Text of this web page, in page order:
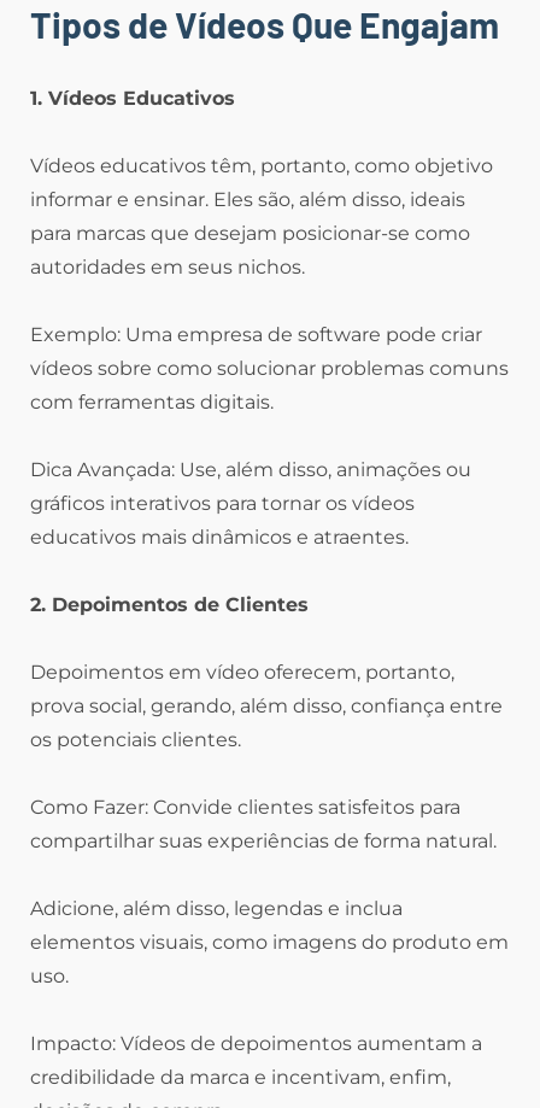
Tipos de Vídeos Que Engajam
1. Vídeos Educativos
Vídeos educativos têm, portanto, como objetivo
informar e ensinar. Eles são, além disso, ideais
para marcas que desejam posicionar-se como
autoridades em seus nichos.
Exemplo: Uma empresa de software pode criar
vídeos sobre como solucionar problemas comuns
com ferramentas digitais.
Dica Avançada: Use, além disso, animações ou
gráficos interativos para tornar os vídeos
educativos mais dinâmicos e atraentes.
2. Depoimentos de Clientes
Depoimentos em vídeo oferecem, portanto,
prova social, gerando, além disso, confiança entre
os potenciais clientes.
Como Fazer: Convide clientes satisfeitos para
compartilhar suas experiências de forma natural.
Adicione, além disso, legendas e inclua
elementos visuais, como imagens do produto em
uso.
Impacto: Vídeos de depoimentos aumentam a
credibilidade da marca e incentivam, enfim,